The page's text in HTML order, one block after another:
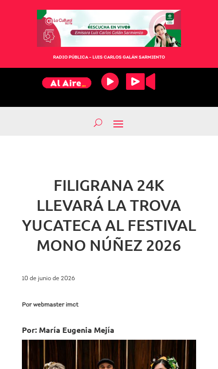
RADIO PÚBLICA – LUIS CARLOS GALÁN SARMIENTO
FILIGRANA 24K
LLEVARÁ LA TROVA
YUCATECA AL FESTIVAL
MONO NÚÑEZ 2026
10 de junio de 2026
Por webmaster imct
Por: María Eugenia Mejía